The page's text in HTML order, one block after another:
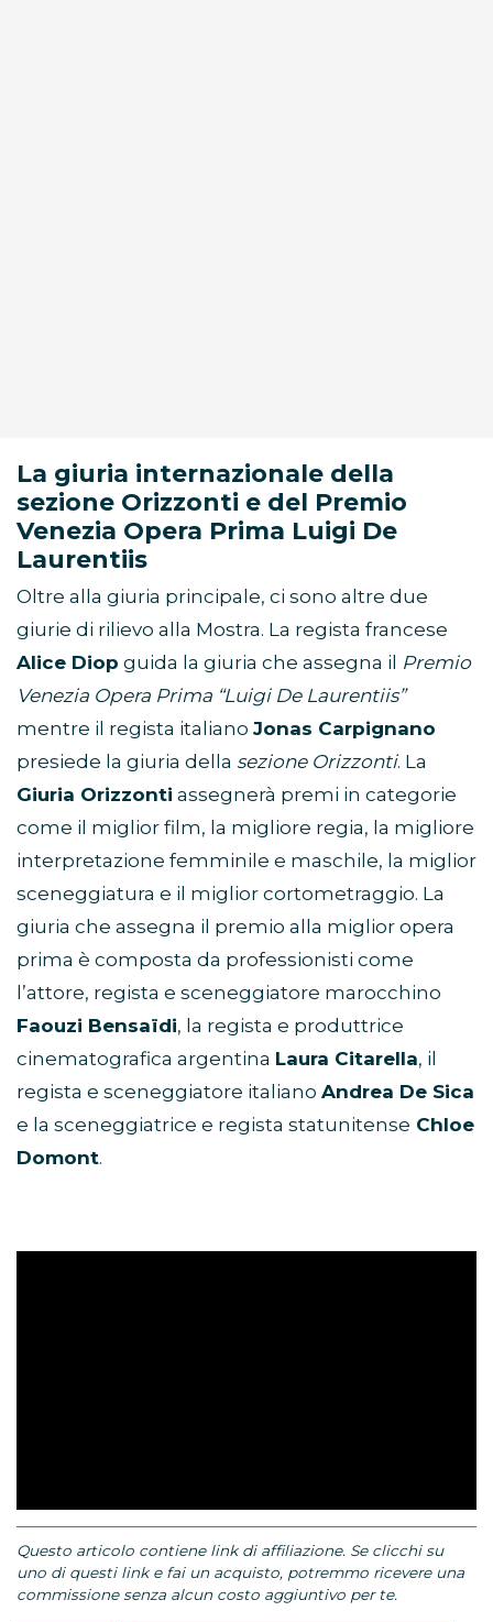
La giuria internazionale della
sezione Orizzonti e del Premio
Venezia Opera Prima Luigi De
Laurentiis
Oltre alla giuria principale, ci sono altre due
giurie di rilievo alla Mostra. La regista francese
Alice Diop guida la giuria che assegna il Premio
Venezia Opera Prima “Luigi De Laurentiis”
mentre il regista italiano Jonas Carpignano
presiede la giuria della sezione Orizzonti. La
Giuria Orizzonti assegnerà premi in categorie
come il miglior film, la migliore regia, la migliore
interpretazione femminile e maschile, la miglior
sceneggiatura e il miglior cortometraggio. La
giuria che assegna il premio alla miglior opera
prima è composta da professionisti come
l’attore, regista e sceneggiatore marocchino
Faouzi Bensaïdi, la regista e produttrice
cinematografica argentina Laura Citarella, il
regista e sceneggiatore italiano Andrea De Sica
e la sceneggiatrice e regista statunitense Chloe
Domont.
Questo articolo contiene link di affiliazione. Se clicchi su
uno di questi link e fai un acquisto, potremmo ricevere una
commissione senza alcun costo aggiuntivo per te.